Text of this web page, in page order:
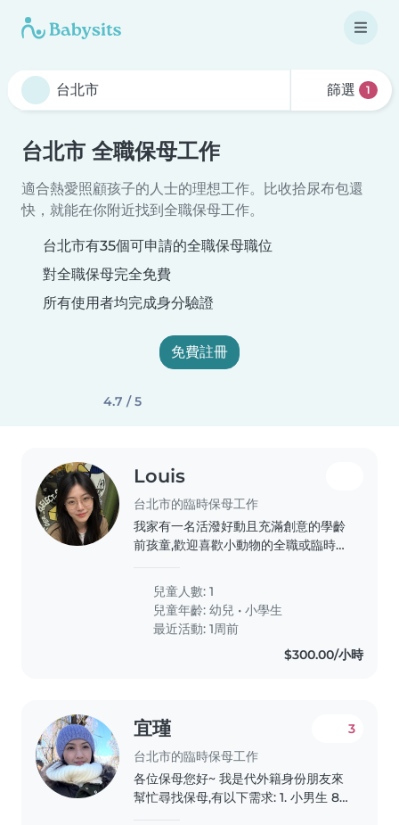
篩選 1
台北市 全職保母工作
適合熱愛照顧孩子的人士的理想工作。比收拾尿布包還
快，就能在你附近找到全職保母工作。
台北市有35個可申請的全職保母職位
對全職保母完全免費
所有使用者均完成身分驗證
免費註冊
4.7 / 5
Louis
台北市的臨時保母工作
我家有一名活潑好動且充滿創意的學齡
前孩童,歡迎喜歡小動物的全職或臨時保
迎與我聯絡!我家有一名活潑好動且充
滿創意的學齡前孩童,歡迎喜歡小動物的
全職或臨時保母到府照顧。若您會說中
文或英文,都歡迎與我聯絡!我家有一名
活潑好動且充滿創意的學齡前孩童,歡迎
學齡前孩童,歡迎喜歡小動物的全職或臨
時保母到府照顧。若您會說中文或英文,
都歡迎與我聯絡!我家有一名活潑好動
且充滿創意的學齡前孩童,歡迎喜歡小動
物的全職或臨時保母到府照顧。若您會
兒童人數: 1
兒童年齡:幼兒 •小學生
最近活動: 1周前
$300.00/小時
宜瑾
台北市的臨時保母工作
3
各位保母您好~ 我是代外籍身份朋友來
幫忙尋找保母,有以下需求: 1. 小男生 8